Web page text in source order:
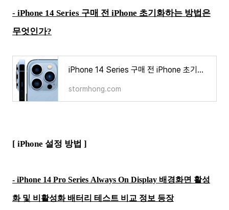
- iPhone 14 Series 구매 전 iPhone 초기화하는 방법은
무엇인가?
iPhone 14 Series 구매 전 iPhone 초기화하는 방법은 무엇인가
stormhong.com
[ iPhone 설정 방법 ]
- iPhone 14 Pro Series Always On Display 배경화면 활성
화 및 비활성화 배터리 테스트 비교 정보 등장